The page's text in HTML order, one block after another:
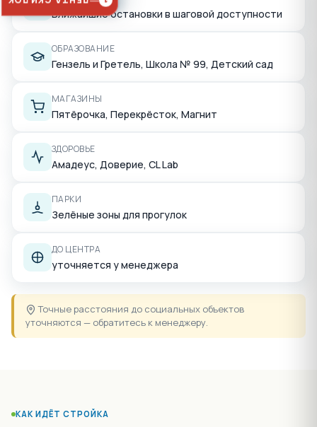
Ближайшие остановки в шаговой доступности
ОБРАЗОВАНИЕ
Гензель и Гретель, Школа № 99, Детский сад
МАГАЗИНЫ
Пятёрочка, Перекрёсток, Магнит
ЗДОРОВЬЕ
Амадеус, Доверие, CL Lab
ПАРКИ
Зелёные зоны для прогулок
ДО ЦЕНТРА
уточняется у менеджера
Точные расстояния до социальных объектов
уточняются — обратитесь к менеджеру.
КАК ИДЁТ СТРОЙКА